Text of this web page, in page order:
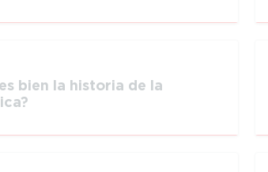
bien la historia de la